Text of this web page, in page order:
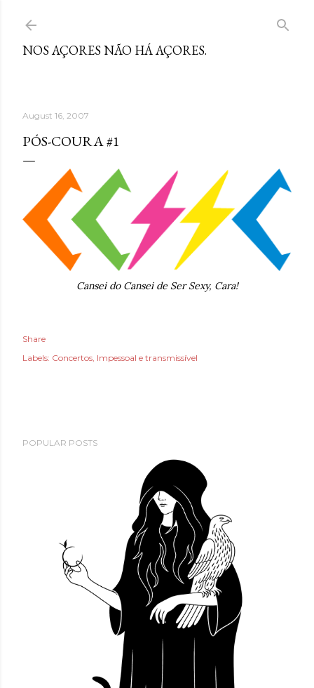
NOS AÇORES NÃO HÁ AÇORES.
August 16, 2007
PÓS-COURA #1
Cansei do Cansei de Ser Sexy, Cara!
Share
Labels: Concertos Impessoal e transmissível
POPULAR POSTS